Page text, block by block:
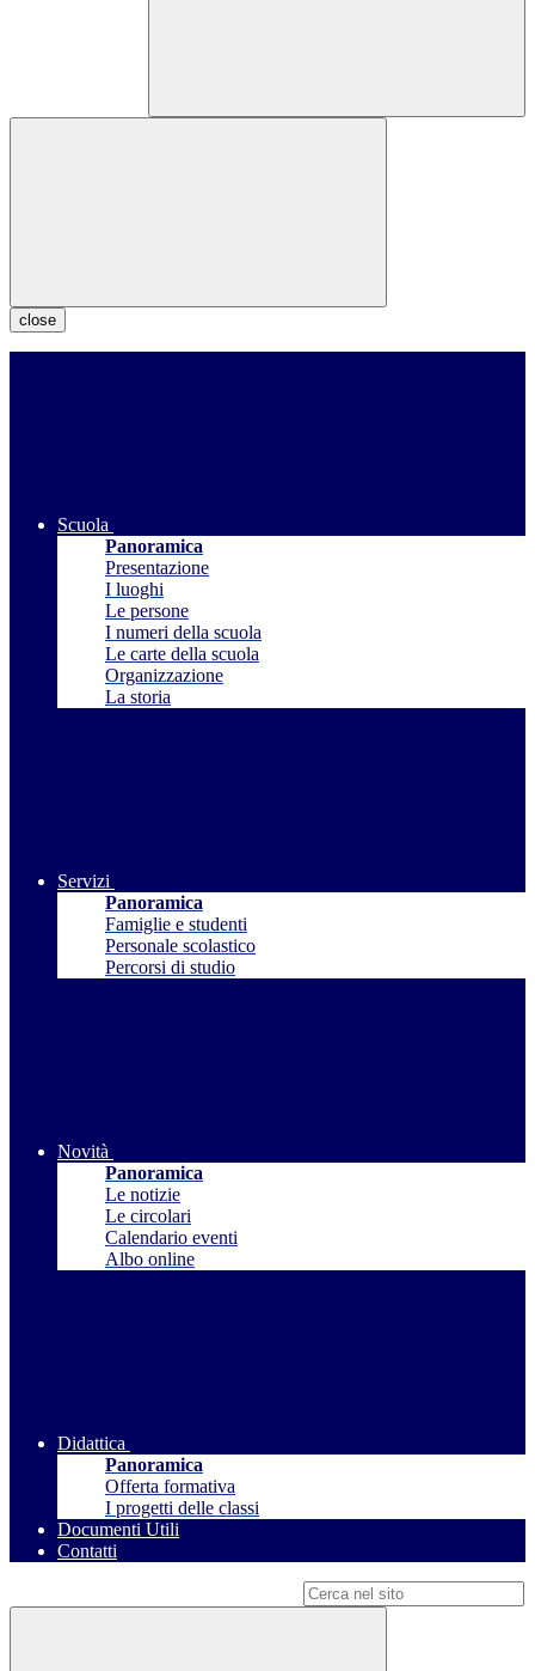
close
Scuola
Panoramica
Presentazione
I luoghi
Le persone
I numeri della scuola
Le carte della scuola
Organizzazione
La storia
Servizi
Panoramica
Famiglie e studenti
Personale scolastico
Percorsi di studio
Novità
Panoramica
Le notizie
Le circolari
Calendario eventi
Albo online
Didattica
Panoramica
Offerta formativa
I progetti delle classi
Documenti Utili
Contatti